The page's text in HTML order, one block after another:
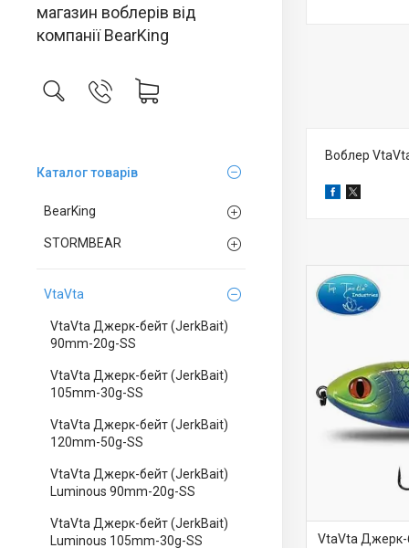
магазин воблерів від
компанії BearKing
Каталог товарів
BearKing
STORMBEAR
VtaVta
VtaVta Джерк-бейт (JerkBait)
90mm-20g-SS
VtaVta Джерк-бейт (JerkBait)
105mm-30g-SS
VtaVta Джерк-бейт (JerkBait)
120mm-50g-SS
VtaVta Джерк-бейт (JerkBait)
Luminous 90mm-20g-SS
VtaVta Джерк-бейт (JerkBait)
Luminous 105mm-30g-SS
Воблер
VtaVta Джерк-